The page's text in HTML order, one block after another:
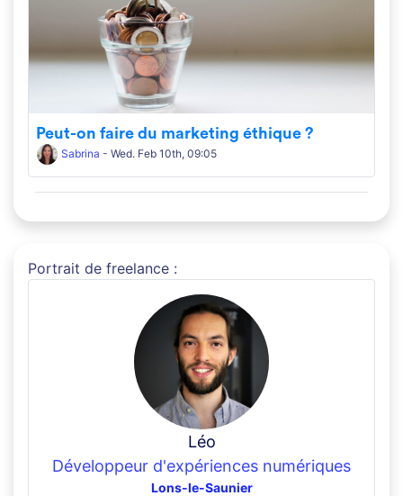
Peut-on faire du marketing éthique ?
Sabrina - Wed. Feb 10th, 09:05
Portrait de freelance :
Léo
Développeur d'expériences numériques
Lons-le-Saunier